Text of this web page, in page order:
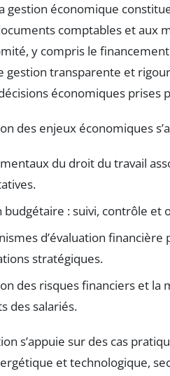
gestion économique
comptables et aux
y compris le
gestion transparente et
économiques prises
des enjeux économiques
du droit du travail
budgétaire : suivi, contrôle
d’évaluation
stratégiques.
des risques financiers et la
des salariés.
s’appuie sur des cas
et technologique,